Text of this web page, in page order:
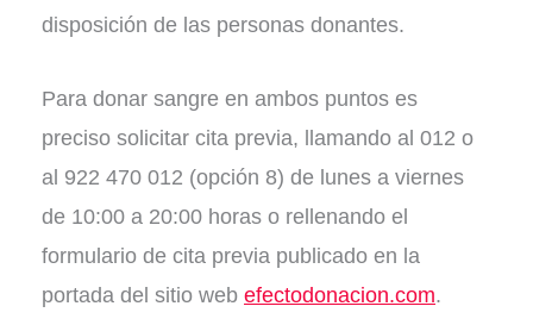
disposición de las personas donantes.
Para donar sangre en ambos puntos es
preciso solicitar cita previa, llamando al 012 o
al 922 470 012 (opción 8) de lunes a viernes
de 10:00 a 20:00 horas o rellenando el
formulario de cita previa publicado en la
portada del sitio web efectodonacion.com.